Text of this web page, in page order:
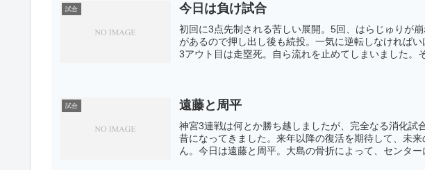
試合 今日は負け試合
初回に3点先制される苦しい展開。5回、はらじゅりが
があるので押し出し後も続投。一気に逆転しなければ
3アウト目は走塁死。自ら流れを止めてしまいました。
試合 遠藤と周平
神宮3連戦は何とか勝ち越しましたが、完全なる消化試
昔になってきました。来年以降の復活を期待して、未
ん。今日は遠藤と周平。大島の骨折によって、センタ